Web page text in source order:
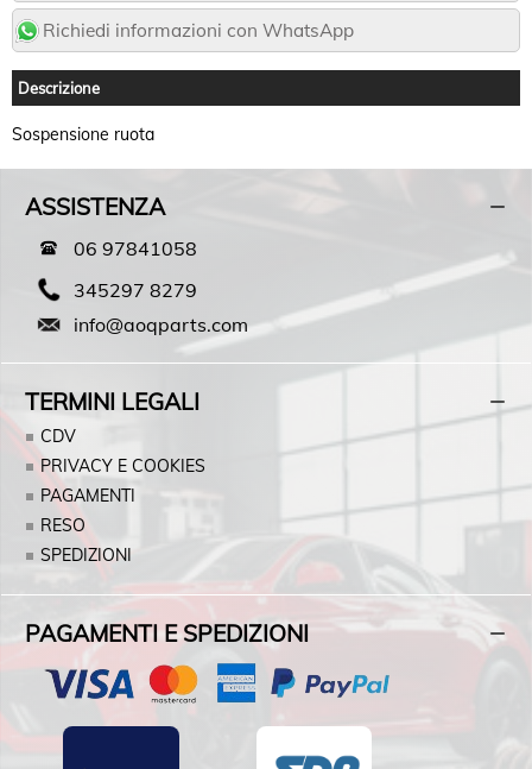
Richiedi informazioni con WhatsApp
Descrizione
Sospensione ruota
ASSISTENZA
06 97841058
345297 8279
info@aoqparts.com
TERMINI LEGALI
CDV
PRIVACY E COOKIES
PAGAMENTI
RESO
SPEDIZIONI
PAGAMENTI E SPEDIZIONI